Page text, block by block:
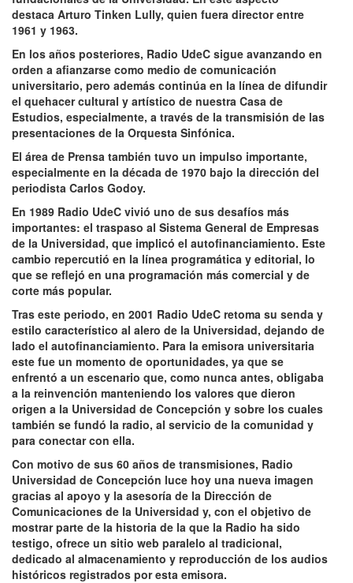
destaca Arturo Tinken Lully, quien fuera director entre
1961 y 1963.
En los años posteriores, Radio UdeC sigue avanzando en
orden a afianzarse como medio de comunicación
universitario, pero además continúa en la línea de difundir
el quehacer cultural y artístico de nuestra Casa de
Estudios, especialmente, a través de la transmisión de las
presentaciones de la Orquesta Sinfónica.
El área de Prensa también tuvo un impulso importante,
especialmente en la década de 1970 bajo la dirección del
periodista Carlos Godoy.
En 1989 Radio UdeC vivió uno de sus desafíos más
importantes: el traspaso al Sistema General de Empresas
de la Universidad, que implicó el autofinanciamiento. Este
cambio repercutió en la línea programática y editorial, lo
que se reflejó en una programación más comercial y de
corte más popular.
Tras este periodo, en 2001 Radio UdeC retoma su senda y
estilo característico al alero de la Universidad, dejando de
lado el autofinanciamiento. Para la emisora universitaria
este fue un momento de oportunidades, ya que se
enfrentó a un escenario que, como nunca antes, obligaba
a la reinvención manteniendo los valores que dieron
origen a la Universidad de Concepción y sobre los cuales
también se fundó la radio, al servicio de la comunidad y
para conectar con ella.
Con motivo de sus 60 años de transmisiones, Radio
Universidad de Concepción luce hoy una nueva imagen
gracias al apoyo y la asesoría de la Dirección de
Comunicaciones de la Universidad y, con el objetivo de
mostrar parte de la historia de la que la Radio ha sido
testigo, ofrece un sitio web paralelo al tradicional,
dedicado al almacenamiento y reproducción de los audios
históricos registrados por esta emisora.